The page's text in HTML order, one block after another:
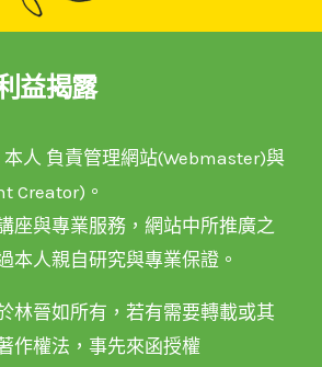
益揭露
人 負責管理網站(Webmaster)與
Creator)。
座與專業服務，網站中所推廣之
本人親自研究與專業保證。
林晉如所有，若有需要轉載或其
作權法，事先來函授權